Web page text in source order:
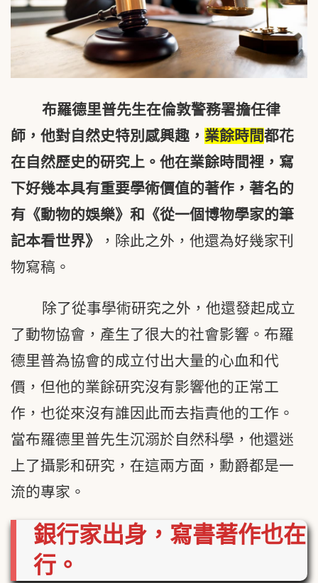
布羅德里普先生在倫敦警務署擔任律
師，他對自然史特別感興趣， 業餘時間都花
在自然歷史的研究上。他在業餘時間裡，寫
下好幾本具有重要學術價值的著作，著名的
有《動物的娛樂》和《從一個博物學家的筆
記本看世界》
，除此之外，他還為好幾家刊
物寫稿。
除了從事學術研究之外，他還發起成立
了動物協會，產生了很大的社會影響。布羅
德里普為協會的成立付出大量的心血和代
價，但他的業餘研究沒有影響他的正常工
作，也從來沒有誰因此而去指責他的工作。
當布羅德里普先生沉溺於自然科學，他還迷
上了攝影和研究，在這兩方面，勳爵都是一
流的專家。
銀行家出身，寫書著作也在
行。